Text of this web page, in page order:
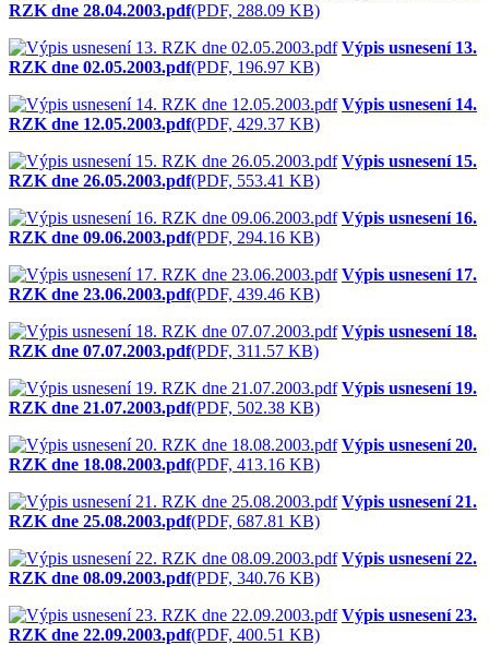
RZK dne 28.04.2003.pdf(PDF, 288.09 KB)
Výpis usnesení 13.
RZK dne 02.05.2003.pdf(PDF, 196.97 KB)
Výpis usnesení 14.
RZK dne 12.05.2003.pdf(PDF, 429.37 KB)
Výpis usnesení 15.
RZK dne 26.05.2003.pdf(PDF, 553.41 KB)
Výpis usnesení 16.
RZK dne 09.06.2003.pdf(PDF, 294.16 KB)
Výpis usnesení 17.
RZK dne 23.06.2003.pdf(PDF, 439.46 KB)
Výpis usnesení 18.
RZK dne 07.07.2003.pdf(PDF, 311.57 KB)
Výpis usnesení 19.
RZK dne 21.07.2003.pdf(PDF, 502.38 KB)
Výpis usnesení 20.
RZK dne 18.08.2003.pdf(PDF, 413.16 KB)
Výpis usnesení 21.
RZK dne 25.08.2003.pdf(PDF, 687.81 KB)
Výpis usnesení 22.
RZK dne 08.09.2003.pdf(PDF, 340.76 KB)
Výpis usnesení 23.
RZK dne 22.09.2003.pdf(PDF, 400.51 KB)